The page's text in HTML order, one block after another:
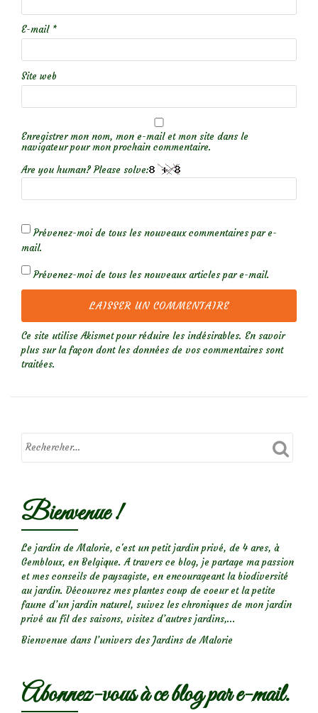
E-mail *
Site web
Enregistrer mon nom, mon e-mail et mon site dans le
navigateur pour mon prochain commentaire.
Are you human? Please solve:
Prévenez-moi de tous les nouveaux commentaires par e-
mail.
Prévenez-moi de tous les nouveaux articles par e-mail.
Ce site utilise Akismet pour réduire les indésirables. En savoir
plus sur la façon dont les données de vos commentaires sont
traitées.
Bienvenue !
Le jardin de Malorie, c'est un petit jardin privé, de 4 ares, à
Gembloux, en Belgique. A travers ce blog, je partage ma passion
et mes conseils de paysagiste, en encourageant la biodiversité
au jardin. Découvrez mes plantes coup de coeur et la petite
faune d’un jardin naturel, suivez les chroniques de mon jardin
privé au fil des saisons, visitez d’autres jardins,...
Bienvenue dans l’univers des Jardins de Malorie
Abonnez-vous à ce blog par e-mail.